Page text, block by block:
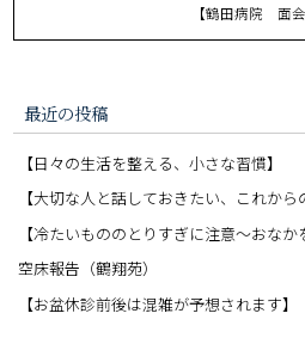
【鶴田病院 面
最近の投稿
【日々の生活を整える、小さな習慣】
【大切な人と話しておきたい、これから
【冷たいもののとりすぎに注意〜おなか
空床報告（鶴翔苑）
【お盆休診前後は混雑が予想されます】